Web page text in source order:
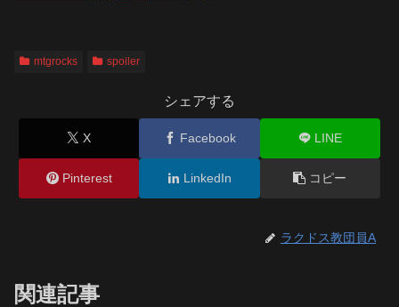
mtgrocks spoiler
シェアする
X Facebook LINE
Pinterest LinkedIn コピー
ラクドス教団員A
関連記事